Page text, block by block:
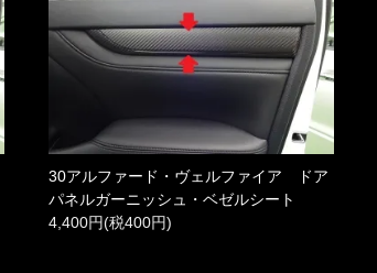
30アルファード・ヴェルファイア ドア
パネルガーニッシュ・ベゼルシート
4,400円(税400円)